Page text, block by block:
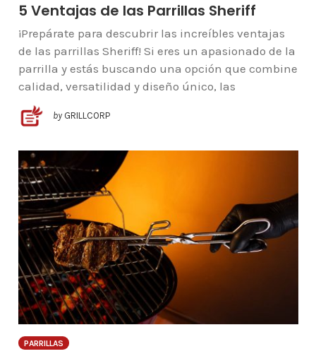
5 Ventajas de las Parrillas Sheriff
¡Prepárate para descubrir las increíbles ventajas
de las parrillas Sheriff! Si eres un apasionado de la
parrilla y estás buscando una opción que combine
calidad, versatilidad y diseño único, las
by GRILLCORP
PARRILLAS